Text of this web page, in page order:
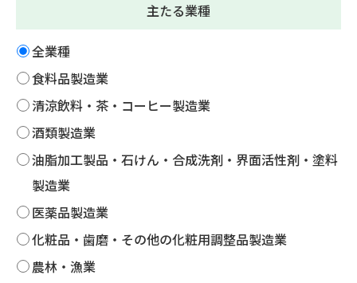
主たる業種
全業種
食料品製造業
清涼飲料・茶・コーヒー製造業
酒類製造業
油脂加工製品・石けん・合成洗剤・界面活性剤・塗料
製造業
医薬品製造業
化粧品・歯磨・その他の化粧用調整品製造業
農林・漁業